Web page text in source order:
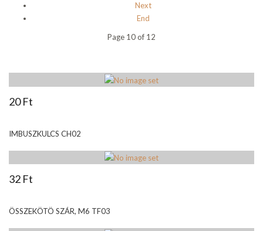
Next
End
Page 10 of 12
20 Ft
IMBUSZKULCS CH02
32 Ft
ÖSSZEKÖTÖ SZÁR, M6 TF03